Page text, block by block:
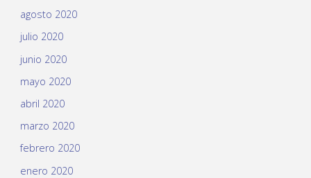
agosto 2020
julio 2020
junio 2020
mayo 2020
abril 2020
marzo 2020
febrero 2020
enero 2020